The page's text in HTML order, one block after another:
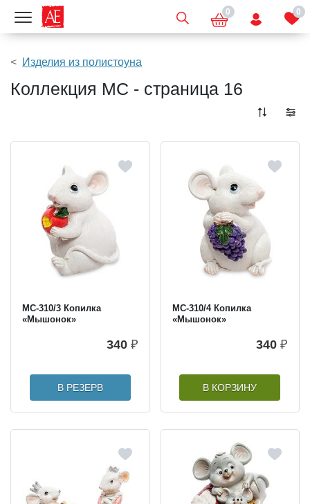
Показать меню 0 0
Изделия из полистоуна
Коллекция MC - страница 16
MC-310/3 Копилка
«Мышонок»
340 ₽
В РЕЗЕРВ
MC-310/4 Копилка
«Мышонок»
340 ₽
В КОРЗИНУ